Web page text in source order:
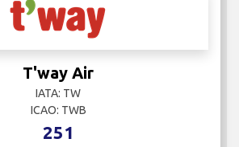
T'way Air
IATA: TW
ICAO: TWB
251